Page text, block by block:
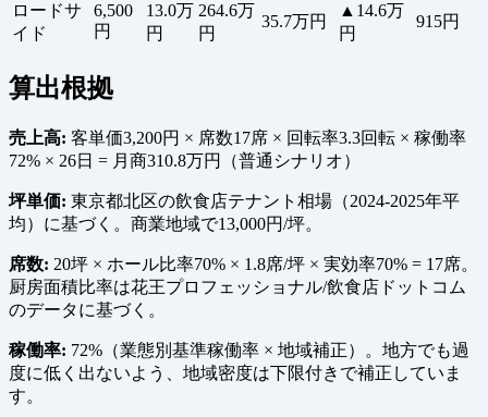
ロードサ
イド
6,500
円
13.0万
円
264.6万
円
35.7万円
▲14.6万
円
915円
算出根拠
売上高: 客単価3,200円 × 席数17席 × 回転率3.3回転 × 稼働率
72% × 26日 = 月商310.8万円（普通シナリオ）
坪単価: 東京都北区の飲食店テナント相場（2024-2025年平
均）に基づく。商業地域で13,000円/坪。
席数: 20坪 × ホール比率70% × 1.8席/坪 × 実効率70% = 17席。
厨房面積比率は花王プロフェッショナル/飲食店ドットコム
のデータに基づく。
稼働率: 72%（業態別基準稼働率 × 地域補正）。地方でも過
度に低く出ないよう、地域密度は下限付きで補正していま
す。